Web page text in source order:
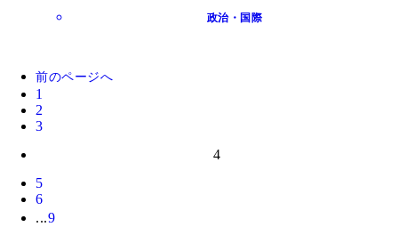
政治・国際
前のページへ
1
2
3
4
5
6
...9